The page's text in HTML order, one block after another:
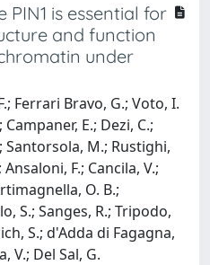
is essential for
and function
under
Ferrari Bravo, G.; Voto, I.
E.; Dezi, C.;
Santorsola, M.; Rustighi,
F.; Cancila, V.;
O. B.;
S.; Sanges, R.; Tripodo,
S.; d'Adda di Fagagna,
V.; Del Sal, G.